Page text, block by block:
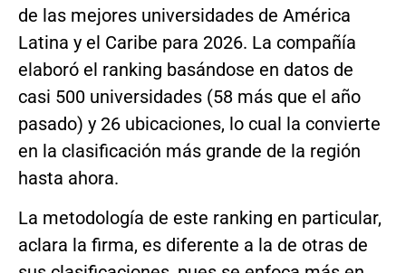
de las mejores universidades de América
Latina y el Caribe para 2026. La compañía
elaboró el ranking basándose en datos de
casi 500 universidades (58 más que el año
pasado) y 26 ubicaciones, lo cual la convierte
en la clasificación más grande de la región
hasta ahora.
La metodología de este ranking en particular,
aclara la firma, es diferente a la de otras de